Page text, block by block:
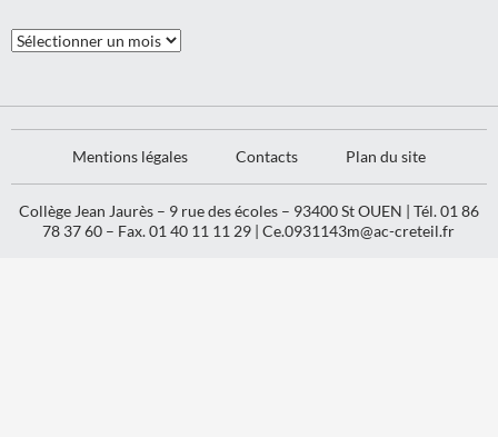
Les
Archives
Mentions légales Contacts Plan du site
Collège Jean Jaurès – 9 rue des écoles – 93400 St OUEN | Tél. 01 86
78 37 60 – Fax. 01 40 11 11 29 |Ce.0931143m@ac-creteil.fr